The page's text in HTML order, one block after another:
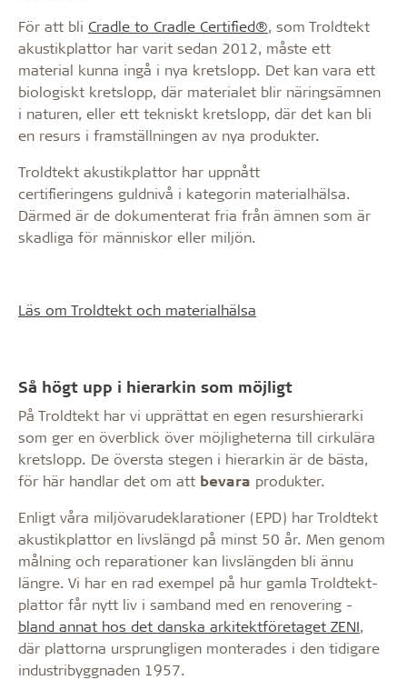
För att bli Cradle to Cradle Certified®, som Troldtekt
akustikplattor har varit sedan 2012, måste ett
material kunna ingå i nya kretslopp. Det kan vara ett
biologiskt kretslopp, där materialet blir näringsämnen
i naturen, eller ett tekniskt kretslopp, där det kan bli
en resurs i framställningen av nya produkter.
Troldtekt akustikplattor har uppnått
certifieringens guldnivå i kategorin materialhälsa.
Därmed är de dokumenterat fria från ämnen som är
skadliga för människor eller miljön.
Läs om Troldtekt och materialhälsa
Så högt upp i hierarkin som möjligt
På Troldtekt har vi upprättat en egen resurshierarki
som ger en överblick över möjligheterna till cirkulära
kretslopp. De översta stegen i hierarkin är de bästa,
för här handlar det om att bevara produkter.
Enligt våra miljövarudeklarationer (EPD) har Troldtekt
akustikplattor en livslängd på minst 50 år. Men genom
målning och reparationer kan livslängden bli ännu
längre. Vi har en rad exempel på hur gamla Troldtekt-
plattor får nytt liv i samband med en renovering -
bland annat hos det danska arkitektföretaget ZENI,
där plattorna ursprungligen monterades i den tidigare
industribyggnaden 1957.